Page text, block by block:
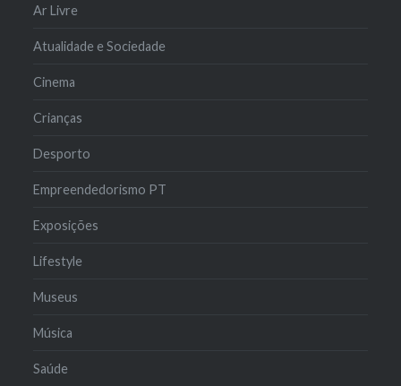
Ar Livre
Atualidade e Sociedade
Cinema
Crianças
Desporto
Empreendedorismo PT
Exposições
Lifestyle
Museus
Música
Saúde